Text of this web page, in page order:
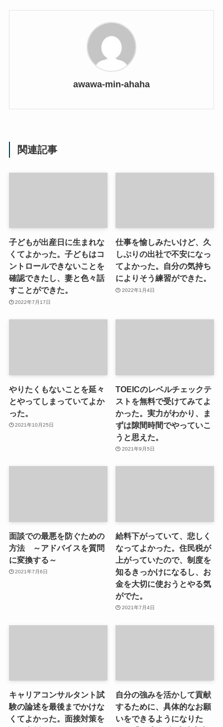
awawa-min-ahaha
関連記事
子どもが出産日に生まれな
くてよかった。子どもはコ
ントロールできないことを
確認できたし、妻と色々話
すことができた。
2022年7月17日
仕事を愉しみたいけど、久
しぶりの出社で不安になっ
てよかった。自分の気持ち
によりそう練習ができた。
2022年1月4日
やりたくもないことを延々
とやってしまっていてよか
った。
2021年10月25日
TOEICのレベルチェックテ
ストを無料で受けてみてよ
かった。実力がわかり、ま
ずは隙間時間でやっていこ
うと思えた。
2021年9月5日
面談での最悪を防ぐための
方法 ～アドバイスを質問
に変換する～
2021年7月6日
給料下がっていて、悲しく
なってよかった。住民税が
上がっていたので、制度を
知るきっかけになるし、お
金を大切に使おうとやる気
がでた。
2021年7月4日
キャリアコンサルタント試
験の論述を最後までかけな
くてよかった。面接対策を
自分の強みを活かして貢献
するために、具体的なお願
いをできるようになりた